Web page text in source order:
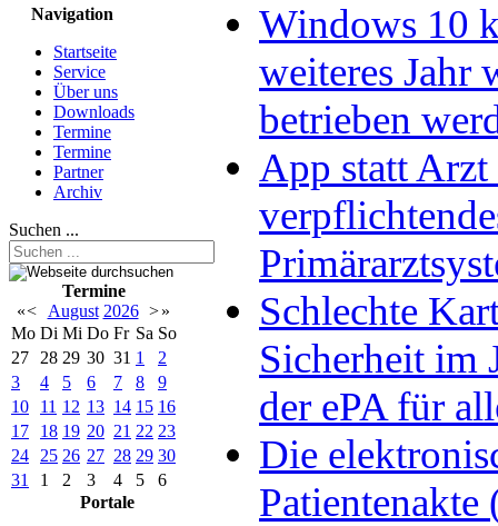
Navigation
Startseite
Service
Über uns
Downloads
Termine
Termine
Partner
Archiv
Suchen ...
Termine
«< August 2026 > »
Mo Di Mi Do Fr Sa So
27
28 29 30 31 1
2
3
4 5 6 7 8
9
10
11 12 13 14 15 16
17
18 19 20 21 22 23
24
25 26 27 28 29 30
31
1 2 3 4 5
6
Portale
Windows 10
weiteres Jahr
betrieben
App statt Arzt
Schlechte
Sicherheit im
der ePA für
Die
Patientenakte